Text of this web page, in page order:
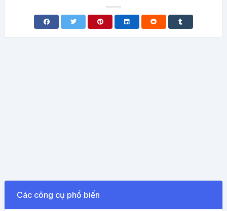
Các công cụ phổ biến